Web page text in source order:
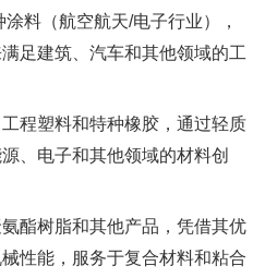
料（航空航天/电子行业），
足建筑、汽车和其他领域的工
程塑料和特种橡胶，通过轻质
、电子和其他领域的材料创
酯树脂和其他产品，凭借其优
性能，服务于复合材料和粘合